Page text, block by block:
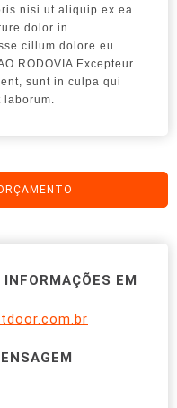
nisi ut aliquip ex ea
dolor in
cillum dolore eu
RODOVIA Excepteur
sunt in culpa qui
laborum.
EM